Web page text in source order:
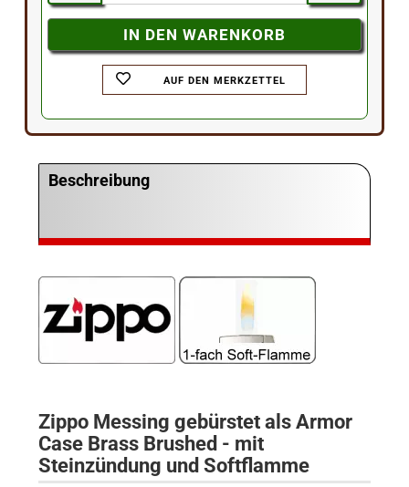
AUF DEN MERKZETTEL
Beschreibung
Zippo Messing gebürstet als Armor
Case Brass Brushed - mit
Steinzündung und Softflamme